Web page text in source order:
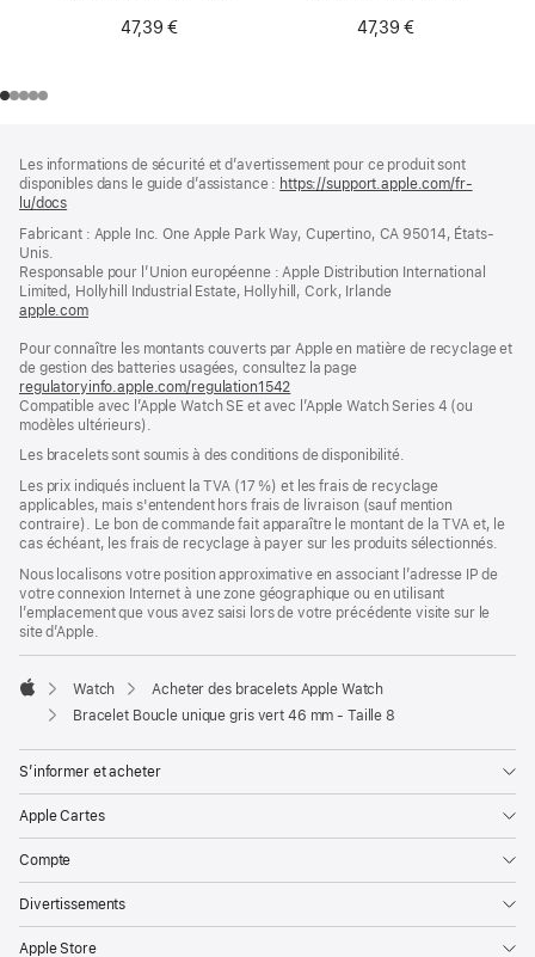
47,39 €
47,39 €
de
page
de
bas
page
Les informations de sécurité et d’avertissement pour ce produit sont
disponibles dans le guide d’assistance : https://support.apple.com/fr-
lu/docs
une
fenêtre)
Fabricant : Apple Inc. One Apple Park Way, Cupertino, CA 95014, États-
Unis.
Responsable pour l’Union européenne : Apple Distribution International
Limited, Hollyhill Industrial Estate, Hollyhill, Cork, Irlande
apple.com(s’ouvre
une
nouvelle
fenêtre)
Pour connaître les montants couverts par Apple en matière de recyclage et
de gestion des batteries usagées, consultez la page
regulatoryinfo.apple.com/regulation1542
dans
nouvelle
fenêtre)
Compatible avec l’Apple Watch SE et avec l’Apple Watch Series 4 (ou
modèles ultérieurs).
Les bracelets sont soumis à des conditions de disponibilité.
Les prix indiqués incluent la TVA (17 %) et les frais de recyclage
applicables, mais s'entendent hors frais de livraison (sauf mention
contraire). Le bon de commande fait apparaître le montant de la TVA et, le
cas échéant, les frais de recyclage à payer sur les produits sélectionnés.
Nous localisons votre position approximative en associant l’adresse IP de
votre connexion Internet à une zone géographique ou en utilisant
l’emplacement que vous avez saisi lors de votre précédente visite sur le
site d’Apple.
Apple
Watch
Acheter des bracelets Apple Watch
Bracelet Boucle unique gris vert 46 mm - Taille 8
S’informer et acheter
Apple Cartes
Compte
Divertissements
Apple Store